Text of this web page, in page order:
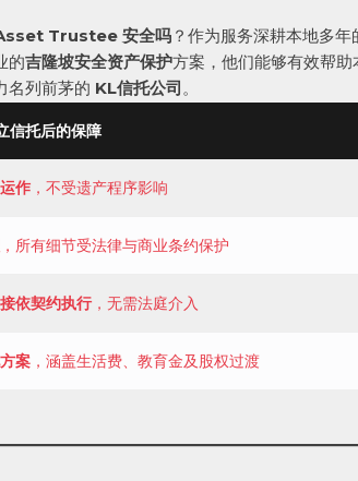
Trustee 安全吗 ？作为服务深耕本地多年
的吉隆坡安全资产保护方案，他们能够有效帮助
名列前茅的 KL信托公司 。
信托后的保障
作 ，不受遗产程序影响
，所有细节受法律与商业条约保护
依契约执行 ，无需法庭介入
案 ，涵盖生活费、教育金及股权过渡